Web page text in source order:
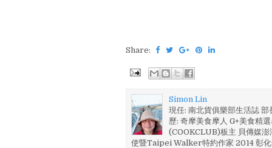
Share:
Simon Lin
現任: 南北貨俱樂部生活誌
歷: 奇摩美食摩人 G+美食精
(COOKCLUB)板主 貝傳媒
使暨Taipei Walker特約作家 2014 彰化